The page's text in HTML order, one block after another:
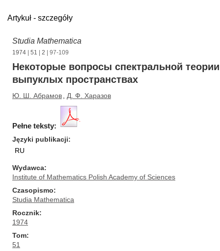
Artykuł - szczegóły
Studia Mathematica
1974 51 2 | 97-109
Некоторые вопросы спектральной
выпуклых пространствах
Ю. Ш. Абрамов Д. Ф. Харазов
Pełne teksty:
Języki publikacji
RU
Wydawca
Institute of Mathematics Polish Academy of Sciences
Czasopismo
Studia Mathematica
Rocznik
1974
Tom
51